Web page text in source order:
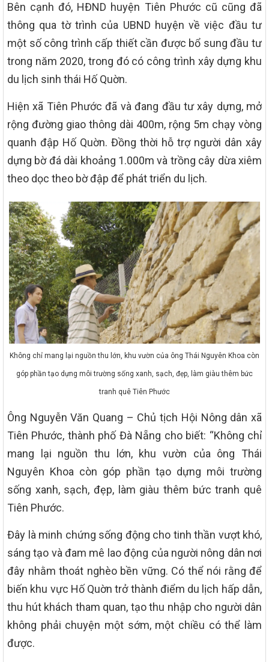
Bên cạnh đó, HĐND huyện Tiên Phước cũ cũng đã
thông qua tờ trình của UBND huyện về việc đầu tư
một số công trình cấp thiết cần được bổ sung đầu tư
trong năm 2020, trong đó có công trình xây dựng khu
du lịch sinh thái Hố Quờn.
Hiện xã Tiên Phước đã và đang đầu tư xây dựng, mở
rộng đường giao thông dài 400m, rộng 5m chạy vòng
quanh đập Hố Quờn. Đồng thời hỗ trợ người dân xây
dựng bờ đá dài khoảng 1.000m và trồng cây dừa xiêm
theo dọc theo bờ đập để phát triển du lịch.
Không chỉ mang lại nguồn thu lớn, khu vườn của ông Thái Nguyên Khoa còn
góp phần tạo dựng môi trường sống xanh, sạch, đẹp, làm giàu thêm bức
tranh quê Tiên Phước
Ông Nguyễn Văn Quang – Chủ tịch Hội Nông dân xã
Tiên Phước, thành phố Đà Nẵng cho biết: “Không chỉ
mang lại nguồn thu lớn, khu vườn của ông Thái
Nguyên Khoa còn góp phần tạo dựng môi trường
sống xanh, sạch, đẹp, làm giàu thêm bức tranh quê
Tiên Phước.
Đây là minh chứng sống động cho tinh thần vượt khó,
sáng tạo và đam mê lao động của người nông dân nơi
đây nhằm thoát nghèo bền vững. Có thể nói rằng để
biến khu vực Hố Quờn trở thành điểm du lịch hấp dẫn,
thu hút khách tham quan, tạo thu nhập cho người dân
không phải chuyện một sớm, một chiều có thể làm
được.